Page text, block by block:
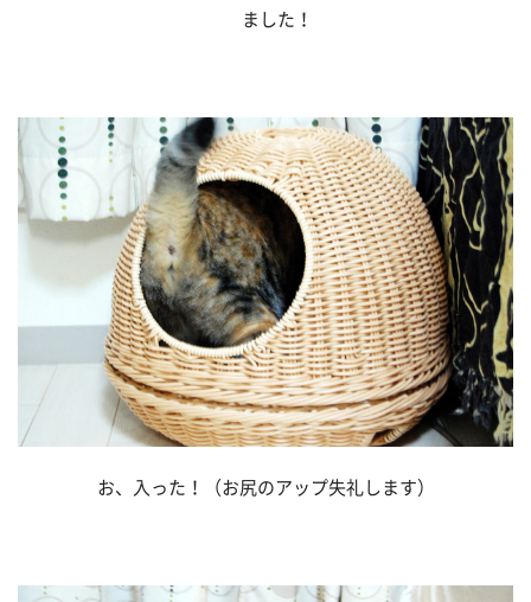
ました！
お、入った！（お尻のアップ失礼します）